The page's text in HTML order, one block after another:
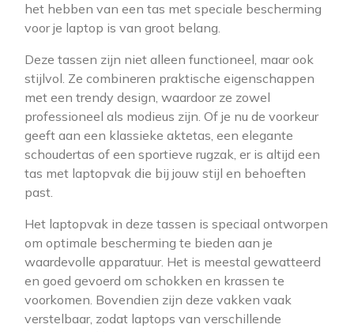
het hebben van een tas met speciale bescherming
voor je laptop is van groot belang.
Deze tassen zijn niet alleen functioneel, maar ook
stijlvol. Ze combineren praktische eigenschappen
met een trendy design, waardoor ze zowel
professioneel als modieus zijn. Of je nu de voorkeur
geeft aan een klassieke aktetas, een elegante
schoudertas of een sportieve rugzak, er is altijd een
tas met laptopvak die bij jouw stijl en behoeften
past.
Het laptopvak in deze tassen is speciaal ontworpen
om optimale bescherming te bieden aan je
waardevolle apparatuur. Het is meestal gewatteerd
en goed gevoerd om schokken en krassen te
voorkomen. Bovendien zijn deze vakken vaak
verstelbaar, zodat laptops van verschillende